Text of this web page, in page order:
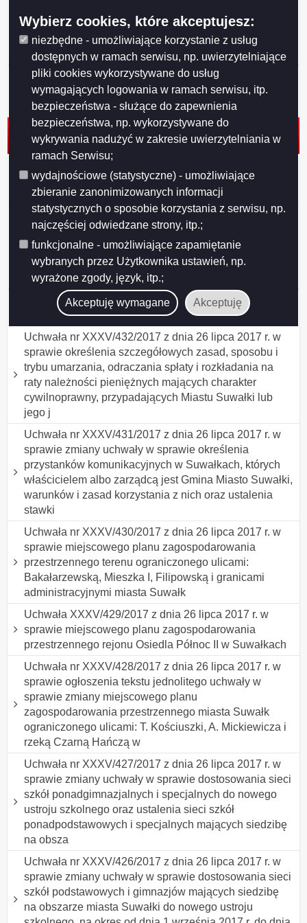
Wybierz cookies, które akceptujesz:
niezbędne - umożliwiające korzystanie z usług
dostępnych w ramach serwisu, np. uwierzytelniające
pliki cookies wykorzystywane do usług
wymagających logowania w ramach serwisu, itp.
bezpieczeństwa - służące do zapewnienia
bezpieczeństwa, np. wykorzystywane do
wykrywania nadużyć w zakresie uwierzytelniania w
ramach Serwisu;
wydajnościowe (statystyczne) - umożliwiające
zbieranie zanonimizowanych informacji
statystycznych o sposobie korzystania z serwisu, np.
najczęściej odwiedzane strony, itp.;
funkcjonalne - umożliwiające zapamiętanie
wybranych przez Użytkownika ustawień, np.
wyrażone zgody, język, itp.;
Akceptuję wymagane Akceptuję
przestrzennego ograniczonego ulicami: T. Kościuszki,
Wigierską, T. Noniewicza oraz rzeką Czarną Hańczą w
Suwałkach
Uchwała nr XXXVI/450/2017 z dnia 25 września 2017
r. w sprawie miejscowego planu zagospodarowania
przestrzennego rejonu Osiedla Północ I w Suwałkach
Uchwała nr XXXVI447/2017 z dnia 2017 r. w sprawie
zaliczenia dróg do kategorii dróg powiatowych
r. w sprawie zaliczenia dróg wewnętrznych do kategorii
dróg gminnych
Uchwała nr XXXVI/445/2017 z dnia 25 wrzesnia 2017
r. w sprawie wymagań jakie powinien spełniać
przedsiębiorca ubiegający się o uzyskanie zezwolenia
w zakresie prowadzenia grzebowisk i spalarni zwłok
zwierzęcych i ich części na terenie Suwałk
Uchwała nr XXXV/433/2017 z dnia 26 lipca 2017 r. w
sprawie zmian w budżecie miasta na 2017 rok
Uchwała nr XXXV/432/2017 z dnia 26 lipca 2017 r. w
sprawie określenia szczegółowych zasad, sposobu i
trybu umarzania, odraczania spłaty i rozkładania na
raty należności pieniężnych mających charakter
cywilnoprawny, przypadających Miastu Suwałki lub
jego j
Uchwała nr XXXV/431/2017 z dnia 26 lipca 2017 r. w
sprawie zmiany uchwały w sprawie określenia
przystanków komunikacyjnych w Suwałkach, których
właścicielem albo zarządcą jest Gmina Miasto Suwałki,
warunków i zasad korzystania z nich oraz ustalenia
stawki
Uchwała nr XXXV/430/2017 z dnia 26 lipca 2017 r. w
sprawie miejscowego planu zagospodarowania
przestrzennego terenu ograniczonego ulicami:
Bakałarzewską, Mieszka I, Filipowską i granicami
administracyjnymi miasta Suwałk
Uchwała XXXV/429/2017 z dnia 26 lipca 2017 r. w
sprawie miejscowego planu zagospodarowania
przestrzennego rejonu Osiedla Północ II w Suwałkach
Uchwała nr XXXV/428/2017 z dnia 26 lipca 2017 r. w
sprawie ogłoszenia tekstu jednolitego uchwały w
sprawie zmiany miejscowego planu
zagospodarowania przestrzennego miasta Suwałk
ograniczonego ulicami: T. Kościuszki, A. Mickiewicza i
rzeką Czarną Hańczą w
Uchwała nr XXXV/427/2017 z dnia 26 lipca 2017 r. w
sprawie zmiany uchwały w sprawie dostosowania sieci
szkół ponadgimnazjalnych i specjalnych do nowego
ustroju szkolnego oraz ustalenia sieci szkół
ponadpodstawowych i specjalnych mających siedzibę
na obsza
Uchwała nr XXXV/426/2017 z dnia 26 lipca 2017 r. w
sprawie zmiany uchwały w sprawie dostosowania sieci
szkół podstawowych i gimnazjów mających siedzibę
na obszarze miasta Suwałki do nowego ustroju